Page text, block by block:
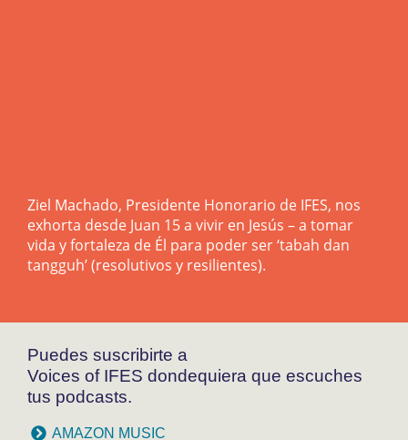
Ziel Machado, Presidente Honorario de IFES, nos
exhorta desde Juan 15 a vivir en Jesús – a tomar
vida y fortaleza de Él para poder ser ‘tabah dan
tangguh’ (resolutivos y resilientes).
Puedes suscribirte a
Voices of IFES dondequiera que escuches
tus podcasts.
AMAZON MUSIC